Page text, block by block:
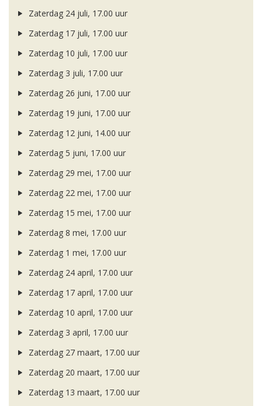
Zaterdag 24 juli, 17.00 uur
Zaterdag 17 juli, 17.00 uur
Zaterdag 10 juli, 17.00 uur
Zaterdag 3 juli, 17.00 uur
Zaterdag 26 juni, 17.00 uur
Zaterdag 19 juni, 17.00 uur
Zaterdag 12 juni, 14.00 uur
Zaterdag 5 juni, 17.00 uur
Zaterdag 29 mei, 17.00 uur
Zaterdag 22 mei, 17.00 uur
Zaterdag 15 mei, 17.00 uur
Zaterdag 8 mei, 17.00 uur
Zaterdag 1 mei, 17.00 uur
Zaterdag 24 april, 17.00 uur
Zaterdag 17 april, 17.00 uur
Zaterdag 10 april, 17.00 uur
Zaterdag 3 april, 17.00 uur
Zaterdag 27 maart, 17.00 uur
Zaterdag 20 maart, 17.00 uur
Zaterdag 13 maart, 17.00 uur